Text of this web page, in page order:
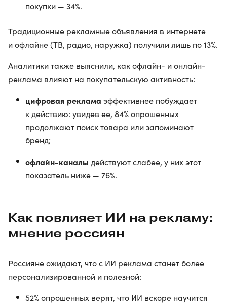
покупки — 34%.
Традиционные рекламные объявления в интернете
и офлайне (ТВ, радио, наружка) получили лишь по 13%.
Аналитики также выяснили, как офлайн- и онлайн-
реклама влияют на покупательскую активность:
цифровая реклама эффективнее побуждает
к действию: увидев ее, 84% опрошенных
продолжают поиск товара или запоминают
бренд;
офлайн-каналы действуют слабее, у них этот
показатель ниже — 76%.
Как повлияет ИИ на рекламу:
мнение россиян
Россияне ожидают, что с ИИ реклама станет более
персонализированной и полезной:
52% опрошенных верят, что ИИ вскоре научится